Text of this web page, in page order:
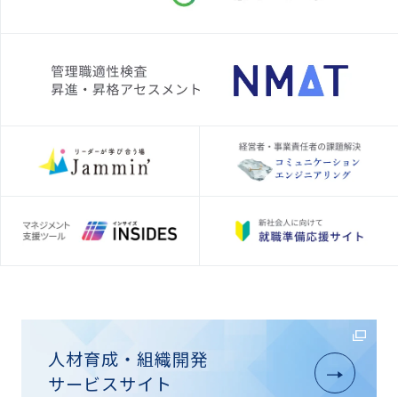
人材育成・組織開発
サービスサイト